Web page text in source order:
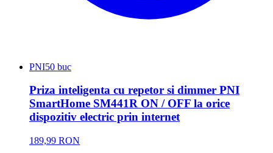
PNI50 buc
Priza inteligenta cu repetor si dimmer PNI
SmartHome SM441R ON / OFF la orice
dispozitiv electric prin internet
189,99 RON